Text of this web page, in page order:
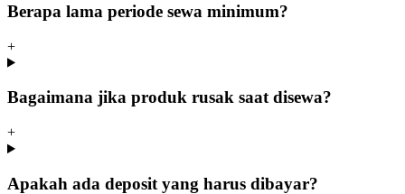
Berapa lama periode sewa minimum?
+
Bagaimana jika produk rusak saat disewa?
+
Apakah ada deposit yang harus dibayar?